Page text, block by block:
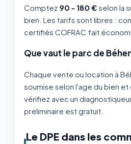
Comptez 90 - 180 €selon la
bien. Les tarifs sont libres :
certifiés COFRAC fait
Que vaut le parc de
Chaque vente ou location à
soumise selon l'age du bien et
vérifiez avec un
preliminaire est gratuit.
Le DPE dans les